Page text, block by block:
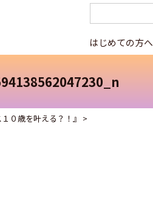
はじめての方へ
０歳を叶える？！』 >